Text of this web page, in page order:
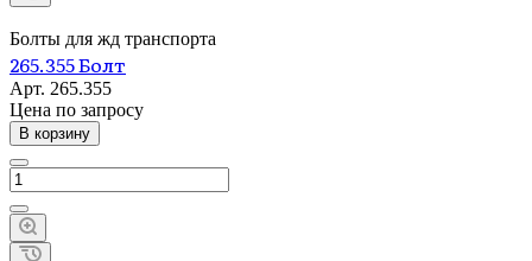
Болты для жд транспорта
265.355 Болт
Арт. 265.355
Цена по запросу
В корзину